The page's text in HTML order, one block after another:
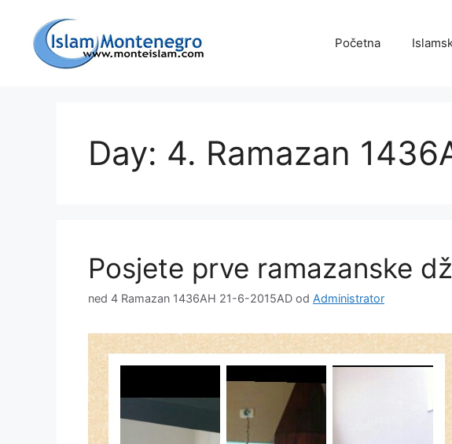
sadržaj
Početna
Day: 4. Ramazan
Posjete prve ramazanske
ned 4 Ramazan 1436AH 21-6-2015AD od Administrator